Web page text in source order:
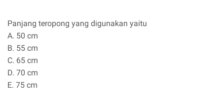
Panjang teropong yang digunakan yaitu
A. 50 cm
B. 55 cm
C. 65 cm
D. 70 cm
E. 75 cm